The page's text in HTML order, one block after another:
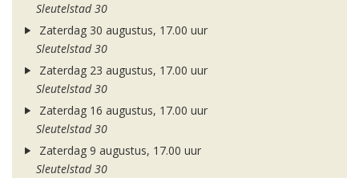
Sleutelstad 30
Zaterdag 30 augustus, 17.00 uur
Sleutelstad 30
Zaterdag 23 augustus, 17.00 uur
Sleutelstad 30
Zaterdag 16 augustus, 17.00 uur
Sleutelstad 30
Zaterdag 9 augustus, 17.00 uur
Sleutelstad 30